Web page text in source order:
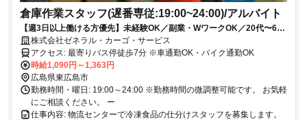
倉庫作業スタッフ(遅番専従:19:00~24:00)/アルバイト
【週3日以上働ける方優先】未経験OK／副業・WワークOK／20代〜60
代まで多数在籍／シニア・中高年・ミドル活躍中／２２時から時給UP
株式会社ゼネラル・カーゴ・サービス
アクセス: 最寄りバス停徒歩7分 ※車通勤OK・バイク通勤OK
時給1,090円～1,363円
広島県東広島市
勤務時間・曜日: 19:00～24:00 ※勤務時間の微調整可能です。 お気軽
にご相談ください。 ー
仕事内容: 物流センターで冷凍食品の仕分けスタッフを募集します。